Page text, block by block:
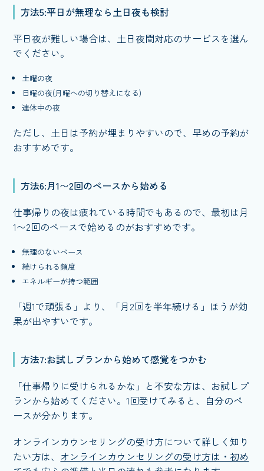
方法5:平日が無理なら土日夜も検討
平日夜が難しい場合は、土日夜間対応のサービスを選ん
でください。
土曜の夜
日曜の夜(月曜への切り替えになる)
連休中の夜
ただし、土日は予約が埋まりやすいので、早めの予約が
おすすめです。
方法6:月1〜2回のペースから始める
仕事帰りの夜は疲れている時間でもあるので、最初は月
1〜2回のペースで始めるのがおすすめです。
無理のないペース
続けられる頻度
エネルギーが持つ範囲
「週1で頑張る」より、「月2回を半年続ける」ほうが効
果が出やすいです。
方法7:お試しプランから始めて感覚をつかむ
「仕事帰りに受けられるかな」と不安な方は、お試しプ
ランから始めてください。1回受けてみると、自分のペ
ースが分かります。
オンラインカウンセリングの受け方について詳しく知り
たい方は、 オンラインカウンセリングの受け方は・初め